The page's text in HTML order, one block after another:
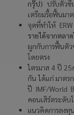
กรุ๊ป) ปรับตัวขึ้
เตรียมรื้อฟื้นมา
จุดที่ทำให้ ERW
รายได้จากตลา
ผูกกับการฟื้นตัว
โดยตรง
ไตรมาส 4 ปี
กัน ได้แก่ มาตร
ปี IMF/World
คอนเสิร์ตระดับ
แนวคิดการลงทุ